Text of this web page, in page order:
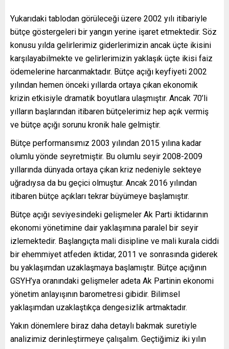
Yukarıdaki tablodan görüleceği üzere 2002 yılı itibariyle
bütçe göstergeleri bir yangın yerine işaret etmektedir. Söz
konusu yılda gelirlerimiz giderlerimizin ancak üçte ikisini
karşılayabilmekte ve gelirlerimizin yaklaşık üçte ikisi faiz
ödemelerine harcanmaktadır. Bütçe açığı keyfiyeti 2002
yılından hemen önceki yıllarda ortaya çıkan ekonomik
krizin etkisiyle dramatik boyutlara ulaşmıştır. Ancak 70’li
yılların başlarından itibaren bütçelerimiz hep açık vermiş
ve bütçe açığı sorunu kronik hale gelmiştir.
Bütçe performansımız 2003 yılından 2015 yılına kadar
olumlu yönde seyretmiştir. Bu olumlu seyir 2008-2009
yıllarında dünyada ortaya çıkan kriz nedeniyle sekteye
uğradıysa da bu geçici olmuştur. Ancak 2016 yılından
itibaren bütçe açıkları tekrar büyümeye başlamıştır.
Bütçe açığı seviyesindeki gelişmeler Ak Parti iktidarının
ekonomi yönetimine dair yaklaşımına paralel bir seyir
izlemektedir. Başlangıçta mali disipline ve mali kurala ciddi
bir ehemmiyet atfeden iktidar, 2011 ve sonrasında giderek
bu yaklaşımdan uzaklaşmaya başlamıştır. Bütçe açığının
GSYH’ya oranındaki gelişmeler adeta Ak Partinin ekonomi
yönetim anlayışının barometresi gibidir. Bilimsel
yaklaşımdan uzaklaştıkça dengesizlik artmaktadır.
Yakın dönemlere biraz daha detaylı bakmak suretiyle
analizimiz derinleştirmeye çalışalım. Geçtiğimiz iki yılın